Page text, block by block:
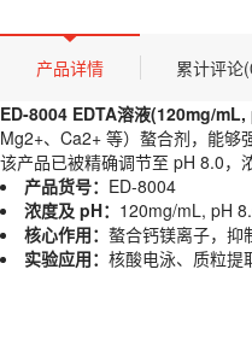
产品描述
ED-8004 EDTA溶液(120mg/mL,
该产品已被精确调节至 pH 8.0，
产品货号：ED-8004
浓度及 pH： 120mg/mL, pH 8.0
核心作用：螯合钙镁离子，抑制
实验应用：核酸电泳、质粒提取
产品规格
货期
1-2天
规格
100ml
产品详情
累计评论
ED-8004 EDTA溶液(120mg/mL,
Mg2+、Ca2+ 等）螯合剂，能够
该产品已被精确调节至 pH 8.0，
产品货号： ED-8004
浓度及 pH： 120mg/mL, pH
核心作用： 螯合钙镁离子，抑
实验应用： 核酸电泳、质粒提